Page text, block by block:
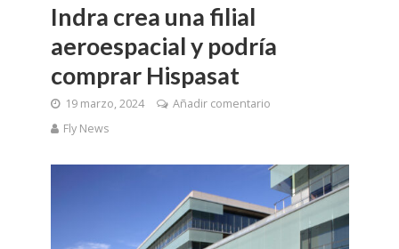
Indra crea una filial
aeroespacial y podría
comprar Hispasat
19 marzo, 2024
Añadir comentario
Fly News